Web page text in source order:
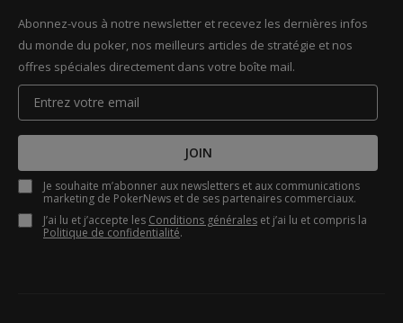
Abonnez-vous à notre newsletter et recevez les dernières infos
du monde du poker, nos meilleurs articles de stratégie et nos
offres spéciales directement dans votre boîte mail.
JOIN
Je souhaite m’abonner aux newsletters et aux communications
marketing de PokerNews et de ses partenaires commerciaux.
J’ai lu et j’accepte les Conditions générales et j’ai lu et compris la
Politique de confidentialité.